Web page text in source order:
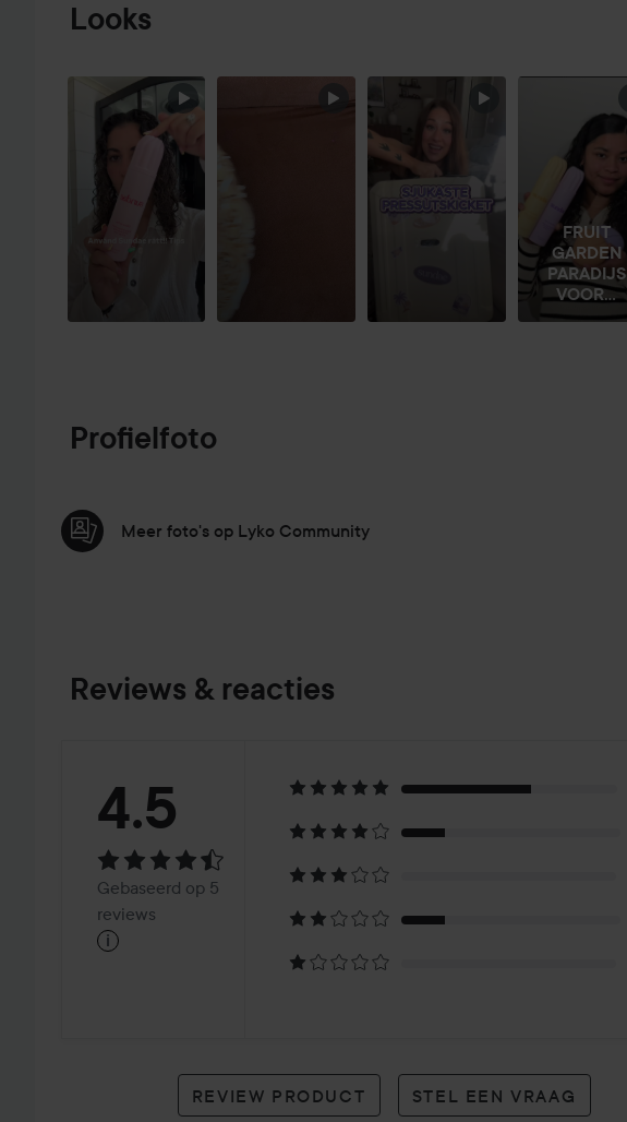
Looks
SECTIE OVERSLAAN
FRUIT
GARDEN
PARADIJS
VOOR...
Profielfoto
Meer foto's op Lyko Community
Reviews & reacties
Beoordeling:
4.5Gebaseerd
op
reviews
4.5
Gebaseerd op 5
reviews
i
REVIEW PRODUCT STEL EEN VRAAG